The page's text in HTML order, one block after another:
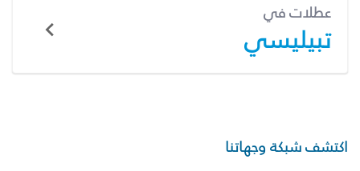
عطلات في
تبيليسي
اكتشف شبكة وجهاتنا